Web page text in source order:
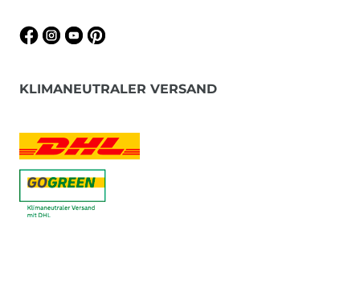
KLIMANEUTRALER VERSAND